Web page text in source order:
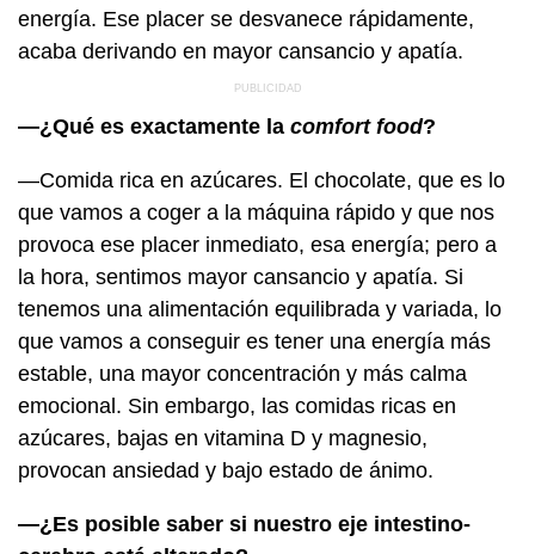
energía. Ese placer se desvanece rápidamente,
acaba derivando en mayor cansancio y apatía.
—¿Qué es exactamente la comfort food?
—Comida rica en azúcares. El chocolate, que es lo
que vamos a coger a la máquina rápido y que nos
provoca ese placer inmediato, esa energía; pero a
la hora, sentimos mayor cansancio y apatía. Si
tenemos una alimentación equilibrada y variada, lo
que vamos a conseguir es tener una energía más
estable, una mayor concentración y más calma
emocional. Sin embargo, las comidas ricas en
azúcares, bajas en vitamina D y magnesio,
provocan ansiedad y bajo estado de ánimo.
—¿Es posible saber si nuestro eje intestino-